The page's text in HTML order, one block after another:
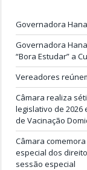
Governadora
Governadora
“Bora Estudar” a
Vereadores
Câmara realiza
legislativo de 2026
de Vacinação
Câmara
especial dos
sessão especial